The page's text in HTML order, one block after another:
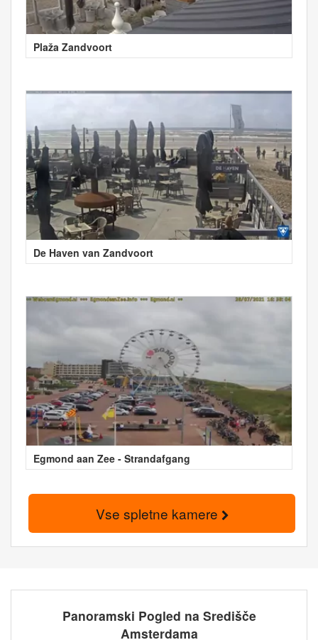
Plaža Zandvoort
De Haven van Zandvoort
Egmond aan Zee - Strandafgang
Vse spletne kamere
Panoramski Pogled na Središče
Amsterdama